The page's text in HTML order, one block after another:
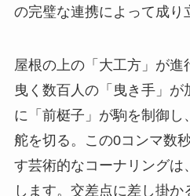
の完璧な連携によって成り
屋根の上の「大工方」が進
曳く数百人の「曳き手」が
に「前梃子」が駒を制御し
舵を切る。この0コンマ数
す芸術的なコーナリングは
します。交差点に差し掛